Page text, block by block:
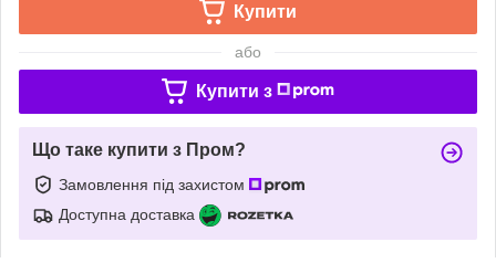
Купити
або
Купити з
Що таке купити з Пром?
Замовлення під захистом
Доступна доставка